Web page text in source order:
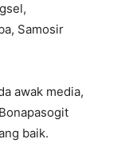
Samosir
awak media,
baik.